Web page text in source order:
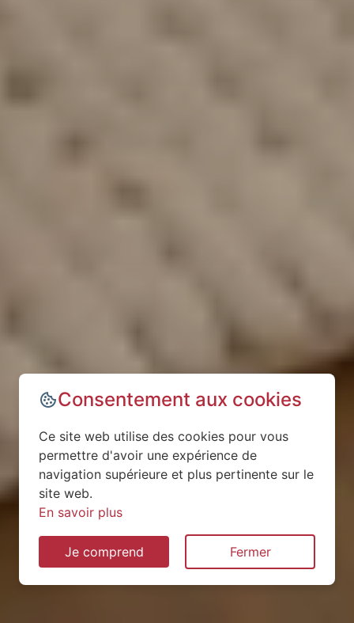
Consentement aux cookies
Ce site web utilise des cookies pour vous
permettre d'avoir une expérience de
navigation supérieure et plus pertinente sur le
site web.
En savoir plus
Je comprend Fermer